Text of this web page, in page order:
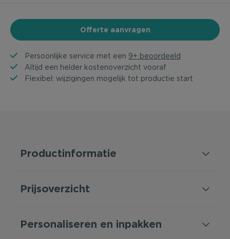
Offerte aanvragen
Persoonlijke service met een 9+ beoordeeld
Altijd een helder kostenoverzicht vooraf
Flexibel: wijzigingen mogelijk tot productie start
Productinformatie
Prijsoverzicht
Personaliseren en inpakken